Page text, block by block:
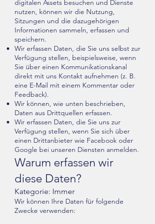
digitalen Assets besuchen und Dienste
nutzen, können wir die Nutzung,
Sitzungen und die dazugehörigen
Informationen sammeln, erfassen und
speichern.
Wir erfassen Daten, die Sie uns selbst zur
Verfügung stellen, beispielsweise, wenn
Sie über einen Kommunikationskanal
direkt mit uns Kontakt aufnehmen (z. B.
eine E-Mail mit einem Kommentar oder
Feedback).
Wir können, wie unten beschrieben,
Daten aus Drittquellen erfassen.
Wir erfassen Daten, die Sie uns zur
Verfügung stellen, wenn Sie sich über
einen Drittanbieter wie Facebook oder
Google bei unseren Diensten anmelden.
Warum erfassen wir
diese Daten?
Kategorie: Immer
Wir können Ihre Daten für folgende
Zwecke verwenden: